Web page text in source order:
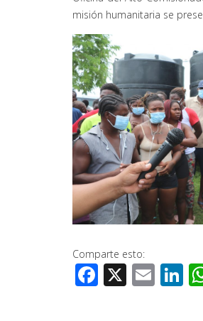
misión humanitaria se
Comparte esto:
Facebook
X